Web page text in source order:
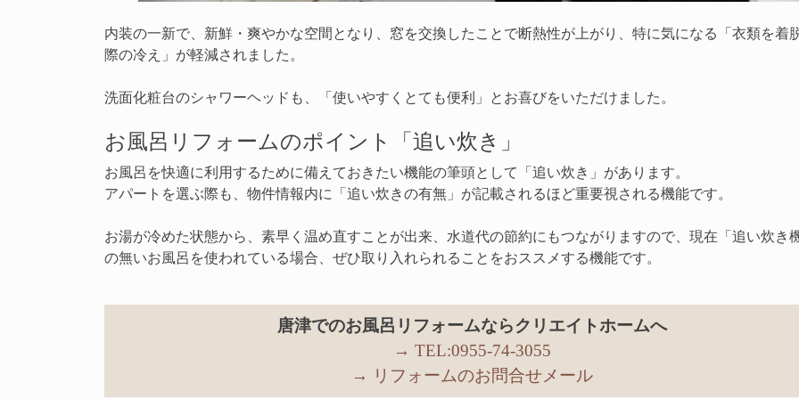
内装の一新で、新鮮・爽やかな空間となり、窓を交換したことで断熱性が上がり、特に気になる「衣類を着
際の冷え」が軽減されました。
洗面化粧台のシャワーヘッドも、「使いやすくとても便利」とお喜びをいただけました。
お風呂リフォームのポイント「追い炊き」
お風呂を快適に利用するために備えておきたい機能の筆頭として「追い炊き」があります。
アパートを選ぶ際も、物件情報内に「追い炊きの有無」が記載されるほど重要視される機能です。
お湯が冷めた状態から、素早く温め直すことが出来、水道代の節約にもつながりますので、現在「追い炊き
の無いお風呂を使われている場合、ぜひ取り入れられることをおススメする機能です。
唐津でのお風呂リフォームならクリエイトホームへ
→ TEL:0955-74-3055
→ リフォームのお問合せメール